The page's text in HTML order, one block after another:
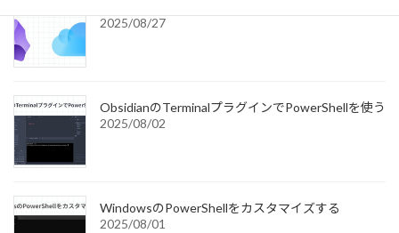
2025/08/27
ObsidianのTerminalプラグインでPowerShellを使う
2025/08/02
WindowsのPowerShellをカスタマイズする
2025/08/01